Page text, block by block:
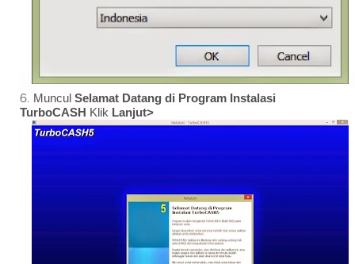
Muncul Selamat Datang di Program Instalasi
TurboCASH Klik Lanjut>